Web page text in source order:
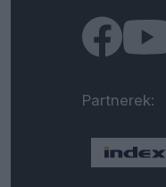
Partnerek: